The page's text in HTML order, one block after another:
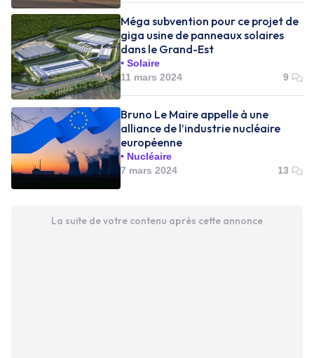
Méga subvention pour ce projet de
giga usine de panneaux solaires
dans le Grand-Est
Solaire
11 mars 2024
9
Bruno Le Maire appelle à une
alliance de l’industrie nucléaire
européenne
Nucléaire
7 mars 2024
13
La suite de votre contenu après cette annonce